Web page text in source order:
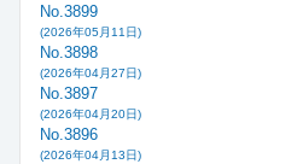
No.3899
(2026年05月11日)
No.3898
(2026年04月27日)
No.3897
(2026年04月20日)
No.3896
(2026年04月13日)